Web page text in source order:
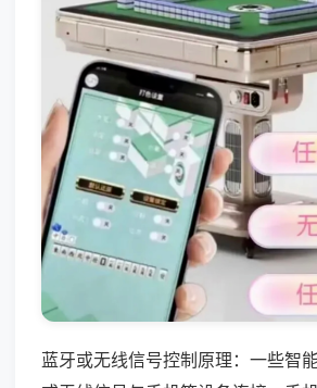
蓝牙或无线信号控制原理：一些智